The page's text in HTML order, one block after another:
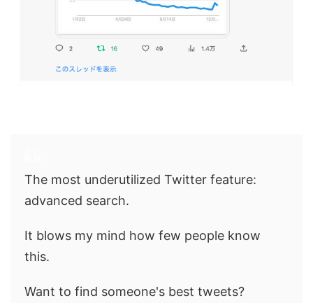
The most underutilized Twitter feature:
advanced search.
It blows my mind how few people know
this.
Want to find someone's best tweets?